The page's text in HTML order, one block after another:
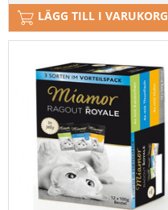
LÄGG TILL I VARUKORG